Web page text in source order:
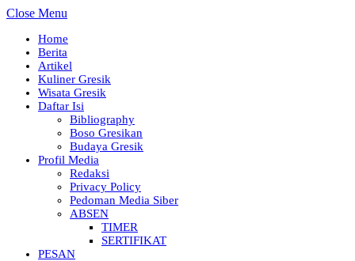
Close Menu
Home
Berita
Artikel
Kuliner Gresik
Wisata Gresik
Daftar Isi
Bibliography
Boso Gresikan
Budaya Gresik
Profil Media
Redaksi
Privacy Policy
Pedoman Media Siber
ABSEN
TIMER
SERTIFIKAT
PESAN